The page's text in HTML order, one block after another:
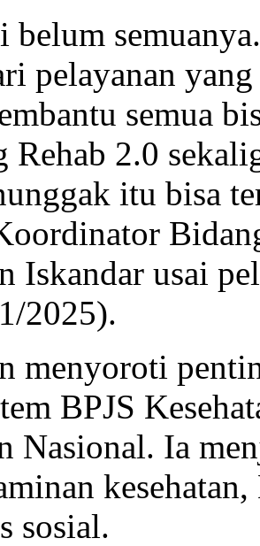
belum
pelayanan
semua
Rehab 2.0
itu bisa
Iskandar usai
2025).
menyoroti
BPJS
Nasional. Ia
sosial.